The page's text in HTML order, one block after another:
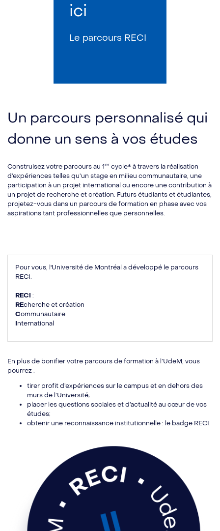
ici
Le parcours RECI
Un parcours personnalisé qui
donne un sens à vos études
Construisez votre parcours au 1er cycle* à travers la réalisation
d’expériences telles qu’un stage en milieu communautaire, une
participation à un projet international ou encore une contribution à
un projet de recherche et création. Futurs étudiants et étudiantes,
projetez-vous dans un parcours de formation en phase avec vos
aspirations tant professionnelles que personnelles.
Pour vous, l'Université de Montréal a développé le parcours
RECI.
RECI :
REcherche et création
Communautaire
International
En plus de bonifier votre parcours de formation à l’UdeM, vous
pourrez :
tirer profit d’expériences sur le campus et en dehors des
murs de l’Université;
placer les questions sociales et d’actualité au cœur de vos
études;
obtenir une reconnaissance institutionnelle : le badge RECI.